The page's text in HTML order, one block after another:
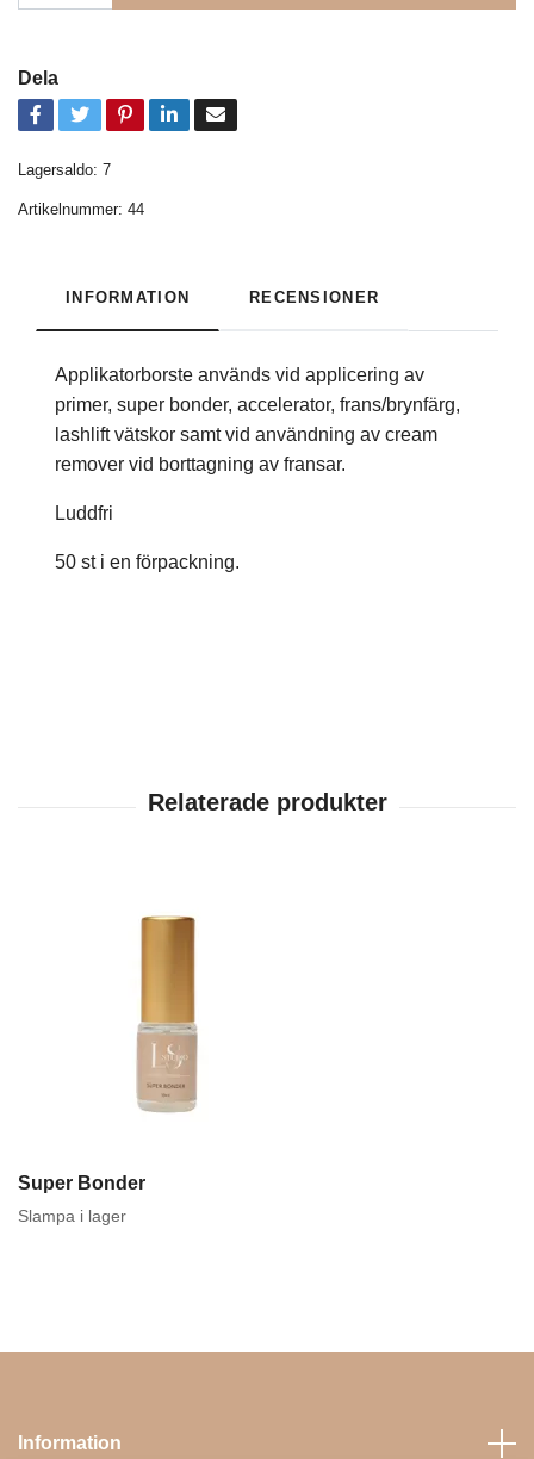
Dela
Lagersaldo: 7
Artikelnummer: 44
INFORMATION RECENSIONER
Applikatorborste används vid applicering av
primer, super bonder, accelerator, frans/brynfärg,
lashlift vätskor samt vid användning av cream
remover vid borttagning av fransar.
Luddfri
50 st i en förpackning.
Super Bonder
Slampa i lager
Information